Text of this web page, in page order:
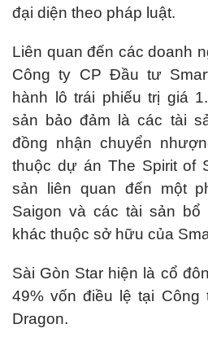
đại diện theo pháp luật.
Liên quan đến các doanh
Công ty CP Đầu tư
hành lô trái phiếu trị giá
sản bảo đảm là các tài
đồng nhận chuyển
thuộc dự án The Spirit of
sản liên quan đến một
Saigon và các tài sản bổ
khác thuộc sở hữu của
Sài Gòn Star hiện là cổ
49% vốn điều lệ tại
Dragon.